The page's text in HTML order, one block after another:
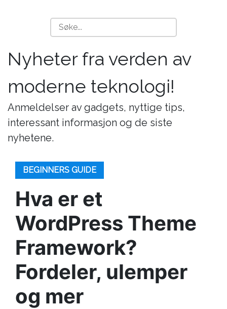
Nyheter fra verden av
moderne teknologi!
Anmeldelser av gadgets, nyttige tips,
interessant informasjon og de siste
nyhetene.
BEGINNERS GUIDE
Hva er et
WordPress Theme
Framework?
Fordeler, ulemper
og mer